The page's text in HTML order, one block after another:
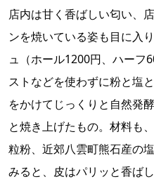
店内は甘く香ばしい匂い、
ンを焼いている姿も目に入
ュ（ホール1200円、ハーフ
ストなどを使わずに粉と塩
をかけてじっくりと自然発
と焼き上げたもの。材料も
粒粉、近郊八雲町熊石産の
みると、皮はパリッと香ば